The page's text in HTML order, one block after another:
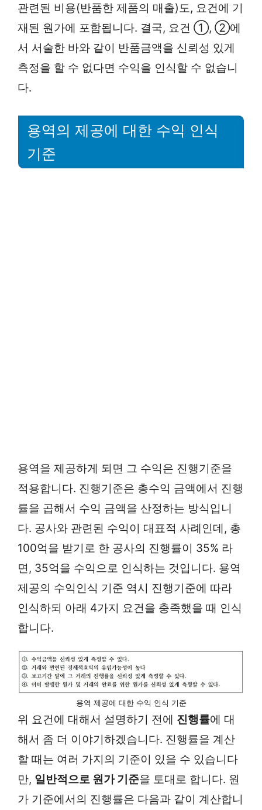
관련된 비용(반품한 제품의 매출)도, 요건에 기
재된 원가에 포함됩니다. 결국, 요건 ①, ②에
서 서술한 바와 같이 반품금액을 신뢰성 있게
측정을 할 수 없다면 수익을 인식할 수 없습니
다.
용역의 제공에 대한 수익 인식
기준
용역을 제공하게 되면 그 수익은 진행기준을
적용합니다. 진행기준은 총수익 금액에서 진행
률을 곱해서 수익 금액을 산정하는 방식입니
다. 공사와 관련된 수익이 대표적 사례인데, 총
100억을 받기로 한 공사의 진행률이 35% 라
면, 35억을 수익으로 인식하는 것입니다. 용역
제공의 수익인식 기준 역시 진행기준에 따라
인식하되 아래 4가지 요건을 충족했을 때 인식
합니다.
용역 제공에 대한 수익 인식 기준
위 요건에 대해서 설명하기 전에 진행률에 대
해서 좀 더 이야기하겠습니다. 진행률을 계산
할 때는 여러 가지의 기준이 있을 수 있습니다
만, 일반적으로 원가 기준을 토대로 합니다. 원
가 기준에서의 진행률은 다음과 같이 계산합니